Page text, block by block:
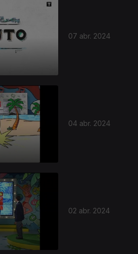
07 abr. 2024
04 abr. 2024
02 abr. 2024